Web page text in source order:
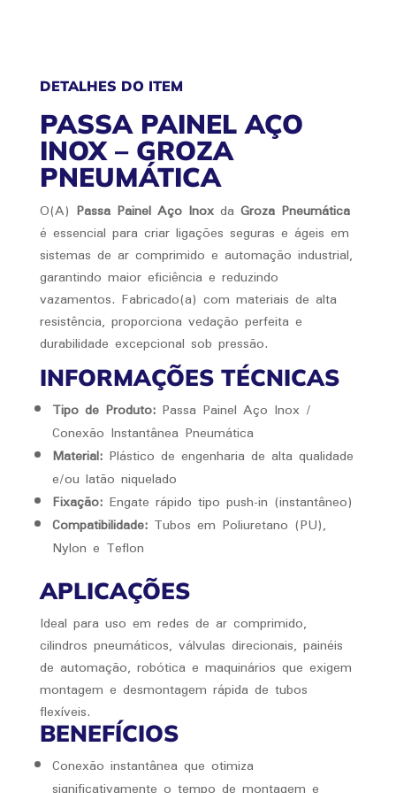
DETALHES DO ITEM
PASSA PAINEL AÇO
INOX – GROZA
PNEUMÁTICA
O(A) Passa Painel Aço Inoxda Groza Pneumática
é essencial para criar ligações seguras e ágeis em
sistemas de ar comprimido e automação industrial,
garantindo maior eficiência e reduzindo
vazamentos. Fabricado(a) com materiais de alta
resistência, proporciona vedação perfeita e
durabilidade excepcional sob pressão.
INFORMAÇÕES TÉCNICAS
Tipo de Produto:Passa Painel Aço Inox /
Conexão Instantânea Pneumática
Material:Plástico de engenharia de alta qualidade
e/ou latão niquelado
Fixação:Engate rápido tipo push-in (instantâneo)
Compatibilidade:Tubos em Poliuretano (PU),
Nylon e Teflon
APLICAÇÕES
Ideal para uso em redes de ar comprimido,
cilindros pneumáticos, válvulas direcionais, painéis
de automação, robótica e maquinários que exigem
montagem e desmontagem rápida de tubos
flexíveis.
BENEFÍCIOS
Conexão instantânea que otimiza